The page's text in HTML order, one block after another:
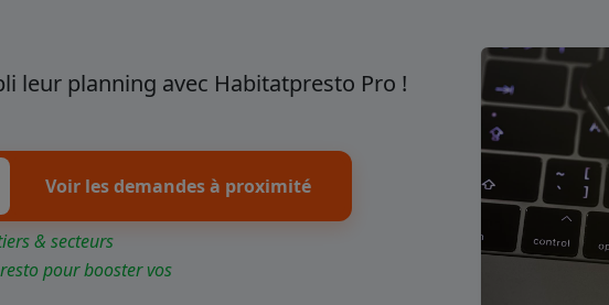
leur planning avec Habitatpresto Pro !
Voir les demandes à proximité
& secteurs
pour booster vos